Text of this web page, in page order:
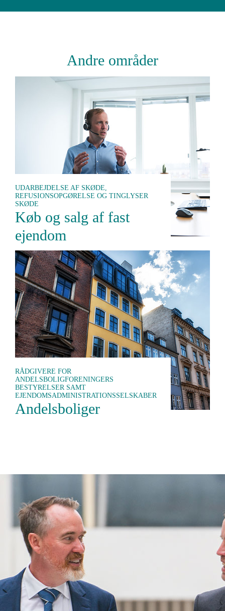
Andre områder
UDARBEJDELSE AF SKØDE,
REFUSIONSOPGØRELSE OG TINGLYSER
SKØDE
Køb og salg af fast
ejendom
RÅDGIVERE FOR
ANDELSBOLIGFORENINGERS
BESTYRELSER SAMT
EJENDOMSADMINISTRATIONSSELSKABER
Andelsboliger